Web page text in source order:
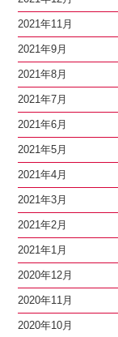
2021年11月
2021年9月
2021年8月
2021年7月
2021年6月
2021年5月
2021年4月
2021年3月
2021年2月
2021年1月
2020年12月
2020年11月
2020年10月